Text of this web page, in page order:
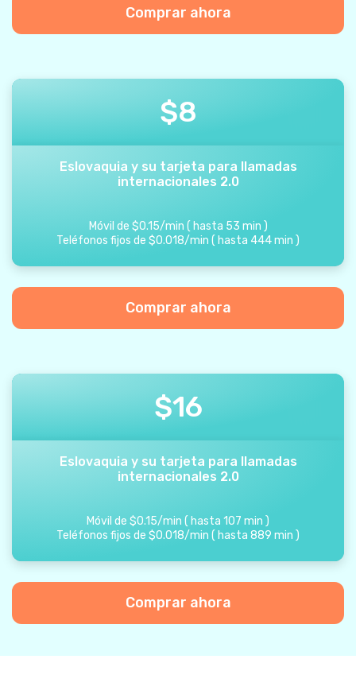
Comprar ahora
$8
Eslovaquia y su tarjeta para llamadas
internacionales 2.0
Móvil de $0.15/min ( hasta 53 min )
Teléfonos fijos de $0.018/min ( hasta 444min )
Comprar ahora
$16
Eslovaquia y su tarjeta para llamadas
internacionales 2.0
Móvil de $0.15/min ( hasta 107 min )
Teléfonos fijos de $0.018/min ( hasta 889 min )
Comprar ahora